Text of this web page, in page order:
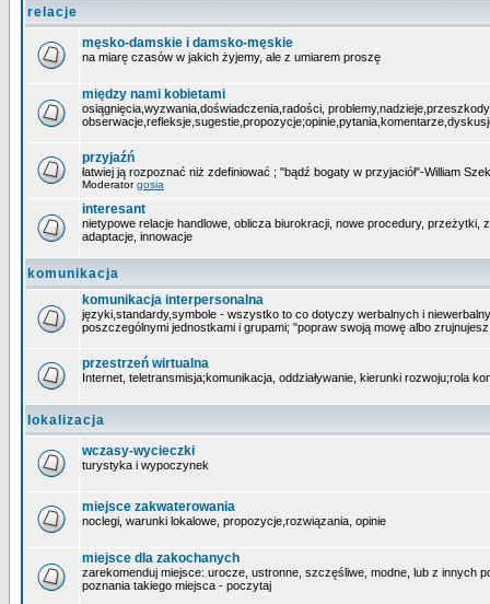
relacje
męsko-damskie i damsko-męskie
na miarę czasów w jakich żyjemy, ale z umiarem proszę
między nami kobietami
osiągnięcia,wyzwania,doświadczenia,radości,
przyjaźń
łatwiej ją rozpoznać niż zdefiniować ; "bądź bogaty w przyjaciół"-William
Moderatorgosia
interesant
nietypowe relacje handlowe, oblicza biurokracji, nowe procedury, przeżytki,
adaptacje, innowacje
komunikacja
komunikacja interpersonalna
języki,standardy,symbole - wszystko to co dotyczy werbalnych i
poszczególnymi jednostkami i grupami; "popraw swoją mowę albo
przestrzeń wirtualna
Internet, teletransmisja;komunikacja, oddziaływanie, kierunki rozwoju;rola
lokalizacja
wczasy-wycieczki
turystyka i wypoczynek
miejsce zakwaterowania
noclegi, warunki lokalowe, propozycje,rozwiązania, opinie
miejsce dla zakochanych
zarekomenduj miejsce: urocze, ustronne, szczęśliwe, modne, lub z innych
poznania takiego miejsca - poczytaj